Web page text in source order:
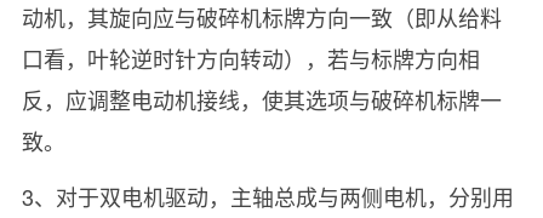
动机，其旋向应与破碎机标牌方向一致（即从给料
口看，叶轮逆时针方向转动），若与标牌方向相
反，应调整电动机接线，使其选项与破碎机标牌一
致。
3、对于双电机驱动，主轴总成与两侧电机，分别用